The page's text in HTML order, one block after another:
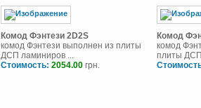
Комод Фэнтези 2D2S
комод Фэнтези выполнен из плиты
ДСП ламиниров ...
Стоимость: 2054.00 грн.
Комод
комод
плиты